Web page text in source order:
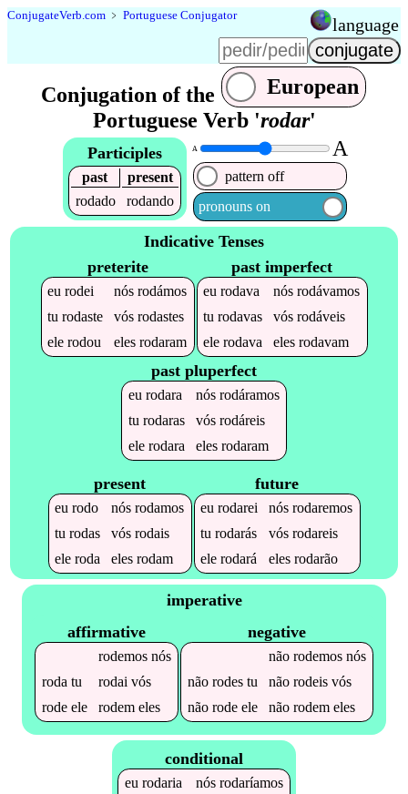
ConjugateVerb.com ﹥ Portuguese Conjugator language
Conjugation of the
European
Portuguese Verb 'rodar'
Participles
past
present
rodado
rodando
A A
pattern off
pronouns on
Indicative Tenses
preterite
eurodei nósrodámos
turodaste vósrodastes
elerodou elesrodaram
past imperfect
eurodava nósrodávamos
turodavas vósrodáveis
elerodava elesrodavam
past pluperfect
eu rodara nós rodáramos
tu rodaras vós rodáreis
ele rodara eles rodaram
present
eurodo nósrodamos
turodas vósrodais
eleroda elesrodam
future
eurodarei nósrodaremos
turodarás vósrodareis
elerodará elesrodarão
imperative
affirmative
rodemosnós
roda tu rodai vós
rodeele rodemeles
negative
não rodemosnós
não rodestu não rodeisvós
não rodeele não rodemeles
conditional
eu rodaria nós rodaríamos